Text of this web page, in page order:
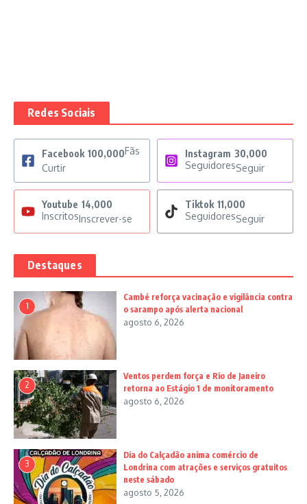
Redes Sociais
Facebook 100,000Fãs
Curtir
Instagram 30,000
SeguidoresSeguir
Youtube 14,000
InscritosInscrever-se
Tiktok 11,000
SeguidoresSeguir
Destaques
1
Cambé reforça vacinação e vigilância contra
o sarampo após alerta nacional
agosto 6, 2026
2
Ventos perdem força e Rio de Janeiro
retorna ao Estágio 1 de monitoramento
agosto 6, 2026
3
Dia do Calçadão anima comércio de
Londrina com atrações e serviços gratuitos
neste sábado
agosto 5, 2026